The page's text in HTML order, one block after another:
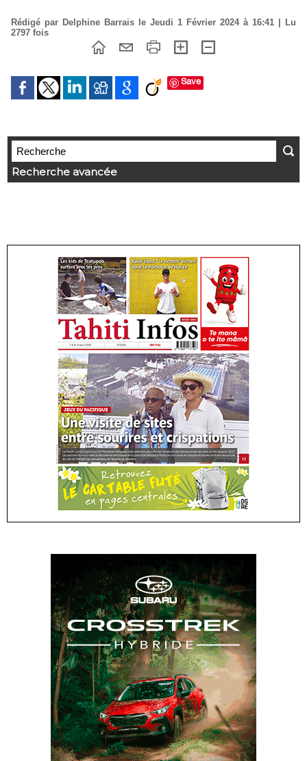
Rédigé par Delphine Barrais le Jeudi 1 Février 2024 à 16:41 | Lu
2797 fois
Save
Recherche avancée